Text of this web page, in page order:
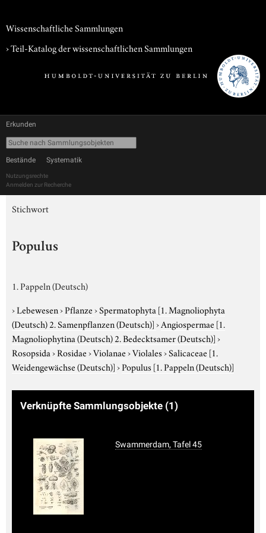
Wissenschaftliche Sammlungen
› Teil-Katalog der wissenschaftlichen Sammlungen
Erkunden
Bestände Systematik
Nutzungsrechte
Anmelden zur Recherche
Stichwort
Populus
1. Pappeln (Deutsch)
›Lebewesen›Pflanze›Spermatophyta [1. Magnoliophyta
(Deutsch) 2. Samenpflanzen (Deutsch)]›Angiospermae [1.
Magnoliophytina (Deutsch) 2. Bedecktsamer (Deutsch)]›
Rosopsida›Rosidae›Violanae›Violales›Salicaceae [1.
Weidengewächse (Deutsch)]›Populus [1. Pappeln (Deutsch)]
Verknüpfte Sammlungsobjekte (1)
Swammerdam, Tafel 45